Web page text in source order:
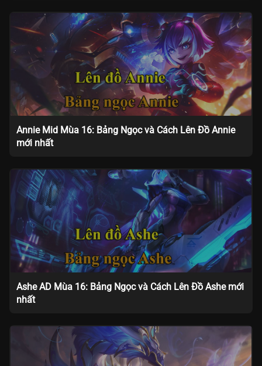
Annie Mid Mùa 16: Bảng Ngọc và Cách Lên Đồ Annie
mới nhất
Ashe AD Mùa 16: Bảng Ngọc và Cách Lên Đồ Ashe mới
nhất